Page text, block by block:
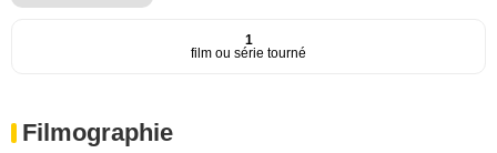
1
film ou série tourné
Filmographie